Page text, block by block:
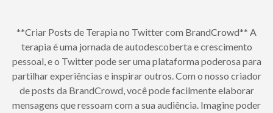
**Criar Posts de Terapia no Twitter com BrandCrowd** A
terapia é uma jornada de autodescoberta e crescimento
pessoal, e o Twitter pode ser uma plataforma poderosa para
partilhar experiências e inspirar outros. Com o nosso criador
de posts da BrandCrowd, você pode facilmente elaborar
mensagens que ressoam com a sua audiência. Imagine poder